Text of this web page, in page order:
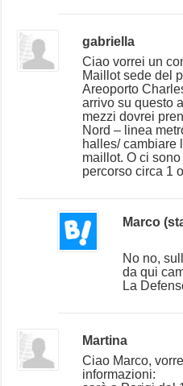
gabriella
Ciao vorrei un
Maillot sede del
Areoporto
arrivo su questo
mezzi dovrei
Nord – linea
halles/ cambiare
maillot. O ci
percorso circa 1
Marco
No no,
da qui
La
Martina
Ciao Marco,
informazioni: